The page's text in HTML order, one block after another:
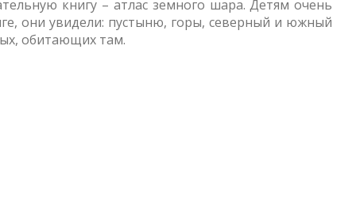
книгу – атлас земного шара. Детям очень
они увидели: пустыню, горы, северный и южный
обитающих там.